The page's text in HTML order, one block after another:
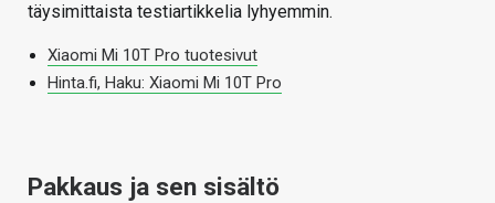
täysimittaista testiartikkelia lyhyemmin.
Xiaomi Mi 10T Pro tuotesivut
Hinta.fi, Haku: Xiaomi Mi 10T Pro
Pakkaus ja sen sisältö